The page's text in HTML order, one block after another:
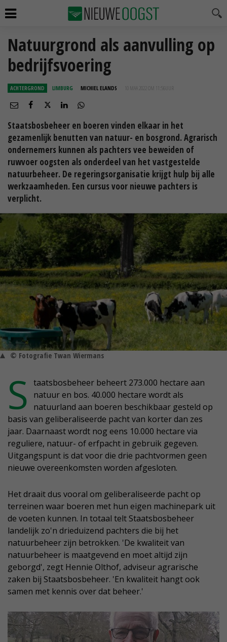
Natuurgrond als aanvulling op
bedrijfsvoering
ACHTERGROND LIMBURG MICHIEL ELANDS 10 MAA 2022 OM 11:56
Staatsbosbeheer en boeren vinden elkaar in het
gezamenlijk benutten van natuur- en bosgrond. Agrarisch
ondernemers kunnen als pachters vee beweiden of
ruwvoer oogsten als onderdeel van het vastgestelde
natuurbeheer. De regeringsorganisatie krijgt hulp bij alle
werkzaamheden. Een cursus voor nieuwe pachters is
verplicht.
© Fotografie Twan Wiermans
S taatsbosbeheer beheert 273.000 hectare aan
natuur en bos. 40.000 hectare wordt als
natuurland aan boeren beschikbaar gesteld op
basis van geliberaliseerde pacht van korter dan zes
jaar. Daarnaast wordt nog eens 10.000 hectare via
reguliere, natuur- of erfpacht in gebruik gegeven.
Uitgangspunt is dat voor die drie pachtvormen geen
nieuwe overeenkomsten worden afgesloten.
Het draait dus vooral om geliberaliseerde pacht op
terreinen waar boeren met hun eigen machinepark uit
de voeten kunnen. In totaal telt Staatsbosbeheer
landelijk zo'n drieduizend pachters die bij het
natuurbeheer zijn betrokken. 'De kwaliteit van
natuurbeheer is maatgevend en moet altijd zijn
geborgd', zegt Hennie Olthof, adviseur agrarische
zaken bij Staatsbosbeheer. 'En kwaliteit hangt ook
samen met kennis over dat beheer.'